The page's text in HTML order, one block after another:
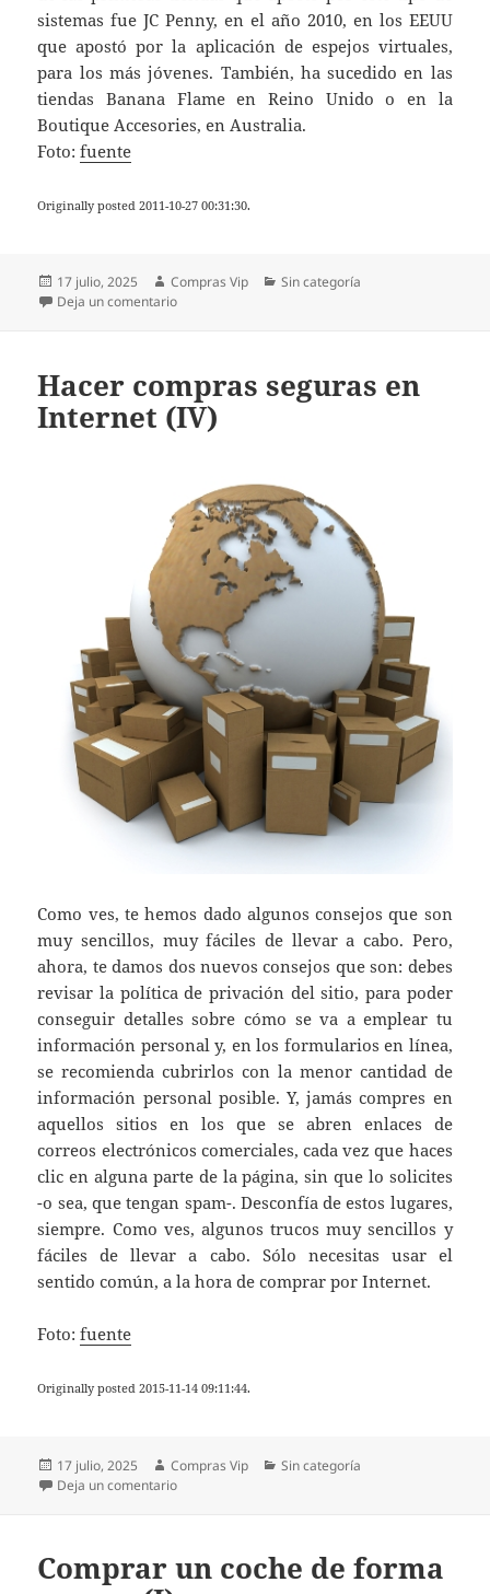
sistemas fue JC Penny, en el año 2010, en los EEUU
que apostó por la aplicación de espejos virtuales,
para los más jóvenes. También, ha sucedido en las
tiendas Banana Flame en Reino Unido o en la
Boutique Accesories, en Australia.
Foto:fuente
Originally posted 2011-10-27 00:31:30.
Publicado
el
17 julio, 2025 Autor
Compras Vip Categorías
Sin categoría
Deja un comentarioen Probadores virtuales (I)
Hacer compras seguras en
Internet (IV)
Como ves, te hemos dado algunos consejos que son
muy sencillos, muy fáciles de llevar a cabo. Pero,
ahora, te damos dos nuevos consejos que son: debes
revisar la política de privación del sitio, para poder
conseguir detalles sobre cómo se va a emplear tu
información personal y, en los formularios en línea,
se recomienda cubrirlos con la menor cantidad de
información personal posible. Y, jamás compres en
aquellos sitios en los que se abren enlaces de
correos electrónicos comerciales, cada vez que haces
clic en alguna parte de la página, sin que lo solicites
-o sea, que tengan spam-. Desconfía de estos lugares,
siempre. Como ves, algunos trucos muy sencillos y
fáciles de llevar a cabo. Sólo necesitas usar el
sentido común, a la hora de comprar por Internet.
Foto:fuente
Originally posted 2015-11-14 09:11:44.
Publicado
el
17 julio, 2025 Autor
Compras Vip Categorías
Sin categoría
Deja un comentarioen Hacer compras seguras en Internet (IV)
Comprar un coche de forma